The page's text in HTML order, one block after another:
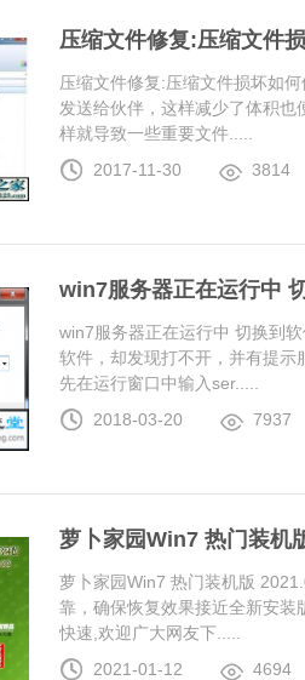
压缩文件修复:压缩文件
压缩文件修复:压缩文件损坏如
发送给伙伴，这样减少了体积
样就导致一些重要文件.....
2017-11-30
3814
win7服务器正在运行中
win7服务器正在运行中 切换到
软件，却发现打不开，并有提
先在运行窗口中输入ser.....
2018-03-20
7937
萝卜家园Win7 热门装机
萝卜家园Win7 热门装机版
靠，确保恢复效果接近全新安
快速,欢迎广大网友下.....
2021-01-12
4694